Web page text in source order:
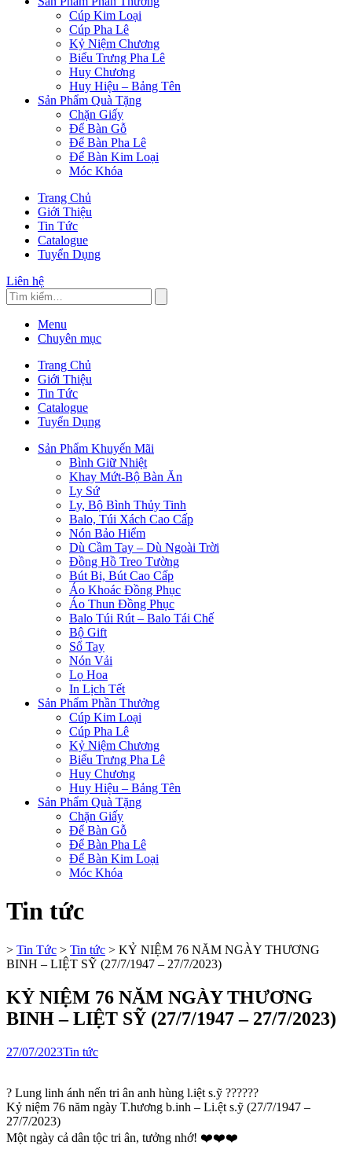
Cúp Kim Loại
Cúp Pha Lê
Kỷ Niệm Chương
Biểu Trưng Pha Lê
Huy Chương
Huy Hiệu – Bảng Tên
Sản Phẩm Quà Tặng
Chặn Giấy
Để Bàn Gỗ
Để Bàn Pha Lê
Để Bàn Kim Loại
Móc Khóa
Trang Chủ
Giới Thiệu
Tin Tức
Catalogue
Tuyển Dụng
Liên hệ
Menu
Chuyên mục
Trang Chủ
Giới Thiệu
Tin Tức
Catalogue
Tuyển Dụng
Sản Phẩm Khuyến Mãi
Bình Giữ Nhiệt
Khay Mứt-Bộ Bàn Ăn
Ly Sứ
Ly, Bộ Bình Thủy Tinh
Balo, Túi Xách Cao Cấp
Nón Bảo Hiểm
Dù Cầm Tay – Dù Ngoài Trời
Đồng Hồ Treo Tường
Bút Bi, Bút Cao Cấp
Áo Khoác Đồng Phục
Áo Thun Đồng Phục
Balo Túi Rút – Balo Tái Chế
Bộ Gift
Sổ Tay
Nón Vải
Lọ Hoa
In Lịch Tết
Sản Phẩm Phần Thưởng
Cúp Kim Loại
Cúp Pha Lê
Kỷ Niệm Chương
Biểu Trưng Pha Lê
Huy Chương
Huy Hiệu – Bảng Tên
Sản Phẩm Quà Tặng
Chặn Giấy
Để Bàn Gỗ
Để Bàn Pha Lê
Để Bàn Kim Loại
Móc Khóa
Tin tức
> Tin Tức > Tin tức > KỶ NIỆM 76 NĂM NGÀY THƯƠNG
BINH – LIỆT SỸ (27/7/1947 – 27/7/2023)
KỶ NIỆM 76 NĂM NGÀY THƯƠNG
BINH – LIỆT SỸ (27/7/1947 – 27/7/2023)
27/07/2023Tin tức
? Lung linh ánh nến tri ân anh hùng l.iệt s.ỹ ??????
Kỷ niệm 76 năm ngày T.hương b.inh – Li.ệt s.ỹ (27/7/1947 –
27/7/2023)
Một ngày cả dân tộc tri ân, tưởng nhớ! ❤️❤️❤️